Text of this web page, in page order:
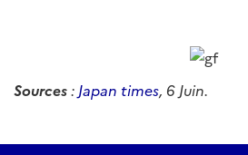
Sources: Japan times, 6 Juin.